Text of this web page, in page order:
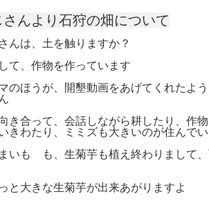
んより石狩の畑について
んは、土を触りますか？
て、作物を作っています
のほうが、開墾動画をあげてくれたよ
き合って、会話しながら耕したり、作
きわたり、ミミズも大きいのが住んで
いも も、生菊芋も植え終わりまして
と大きな生菊芋が出来あがりますよ